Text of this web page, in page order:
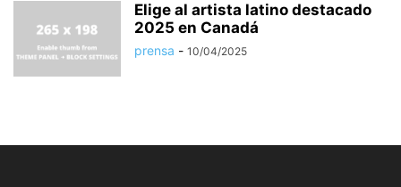
Elige al artista latino destacado
2025 en Canadá
prensa - 10/04/2025